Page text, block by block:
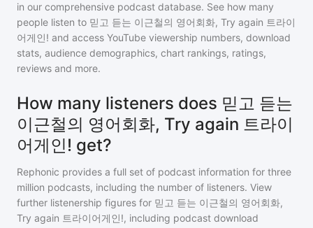
in our comprehensive podcast database. See how many
people listen to 믿고 듣는 이근철의 영어회화, Try again 트라이
어게인! and access YouTube viewership numbers, download
stats, audience demographics, chart rankings, ratings,
reviews and more.
How many listeners does 믿고 듣는
이근철의 영어회화, Try again 트라이
어게인! get?
Rephonic provides a full set of podcast information for three
million podcasts, including the number of listeners. View
further listenership figures for 믿고 듣는 이근철의 영어회화,
Try again 트라이어게인!, including podcast download